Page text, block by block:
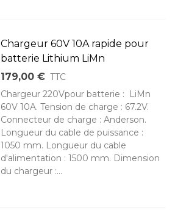
Chargeur 60V 10A rapide pour
batterie Lithium LiMn
179,00 € TTC
Chargeur 220Vpour batterie : LiMn
60V 10A. Tension de charge : 67.2V.
Connecteur de charge : Anderson.
Longueur du cable de puissance :
1050 mm. Longueur du cable
d'alimentation : 1500 mm. Dimension
du chargeur :...